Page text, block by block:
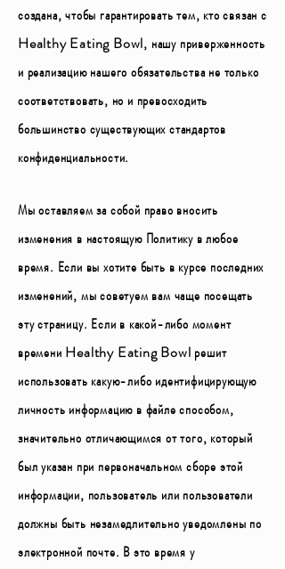
создана, чтобы гарантировать тем, кто связан с
Healthy Eating Bowl, нашу приверженность
и реализацию нашего обязательства не только
соответствовать, но и превосходить
большинство существующих стандартов
конфиденциальности.
Мы оставляем за собой право вносить
изменения в настоящую Политику в любое
время. Если вы хотите быть в курсе последних
изменений, мы советуем вам чаще посещать
эту страницу. Если в какой-либо момент
времени Healthy Eating Bowl решит
использовать какую-либо идентифицирующую
личность информацию в файле способом,
значительно отличающимся от того, который
был указан при первоначальном сборе этой
информации, пользователь или пользователи
должны быть незамедлительно уведомлены по
электронной почте. В это время у